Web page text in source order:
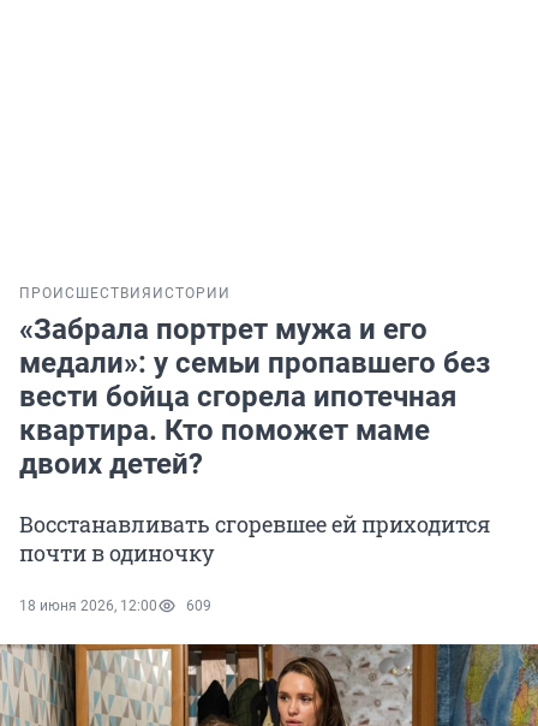
ПРОИСШЕСТВИЯ ИСТОРИИ
«Забрала портрет мужа и его
медали»: у семьи пропавшего без
вести бойца сгорела ипотечная
квартира. Кто поможет маме
двоих детей?
Восстанавливать сгоревшее ей приходится
почти в одиночку
18 июня 2026, 12:00 609